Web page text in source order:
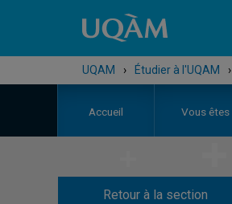
UQAM › Étudier à l'UQAM ›
Accueil Vous êtes
Retour à la section